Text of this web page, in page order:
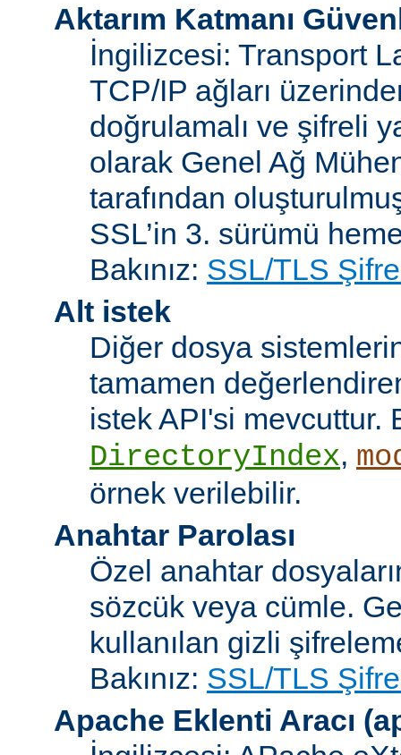
Aktarım Katmanı
İngilizcesi: Transport
TCP/IP ağları
doğrulamalı ve şifreli
olarak Genel Ağ
tarafından
SSL’in 3. sürümü
Bakınız: SSL/TLS
Alt istek
Diğer dosya
tamamen
istek API'si mevcuttur.
DirectoryIndex,
örnek verilebilir.
Anahtar Parolası
Özel anahtar
sözcük veya cümle.
kullanılan gizli
Bakınız: SSL/TLS
Apache Eklenti Aracı